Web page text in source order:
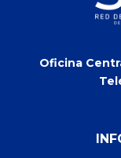
Oficina